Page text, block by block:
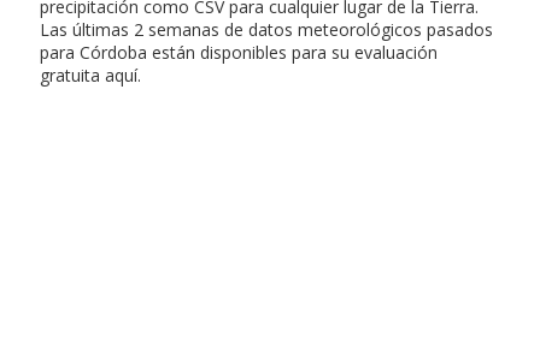
precipitación como CSV para cualquier lugar de la Tierra.
Las últimas 2 semanas de datos meteorológicos pasados
para Córdoba están disponibles para su evaluación
gratuita aquí.